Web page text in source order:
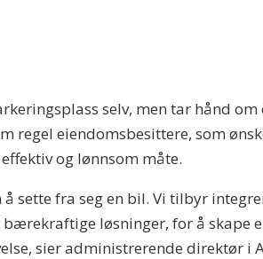
selv, men tar hånd om
regel eiendomsbesittere, som
og lønnsom måte.
sette fra seg en bil. Vi tilbyr
løsninger, for å skape
sier administrerende direktør i